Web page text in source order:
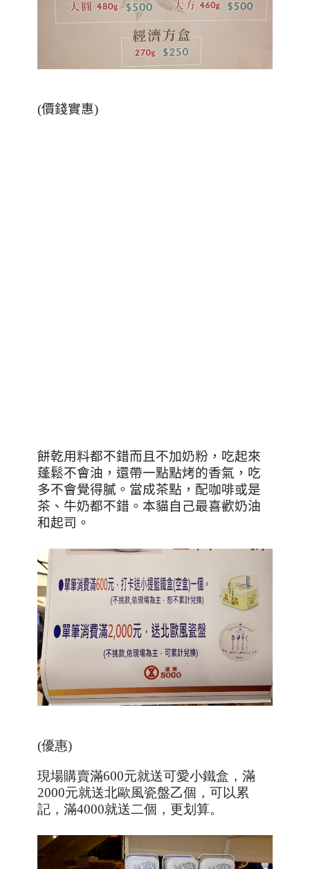
(價錢實惠)
餅乾用料都不錯而且不加奶粉，吃起來
蓬鬆不會油，還帶一點點烤的香氣，吃
多不會覺得膩。當成茶點，配咖啡或是
茶、牛奶都不錯。本貓自己最喜歡奶油
和起司。
(優惠)
現場購賣滿600元就送可愛小鐵盒，滿
2000元就送北歐風瓷盤乙個，可以累
記，滿4000就送二個，更划算。